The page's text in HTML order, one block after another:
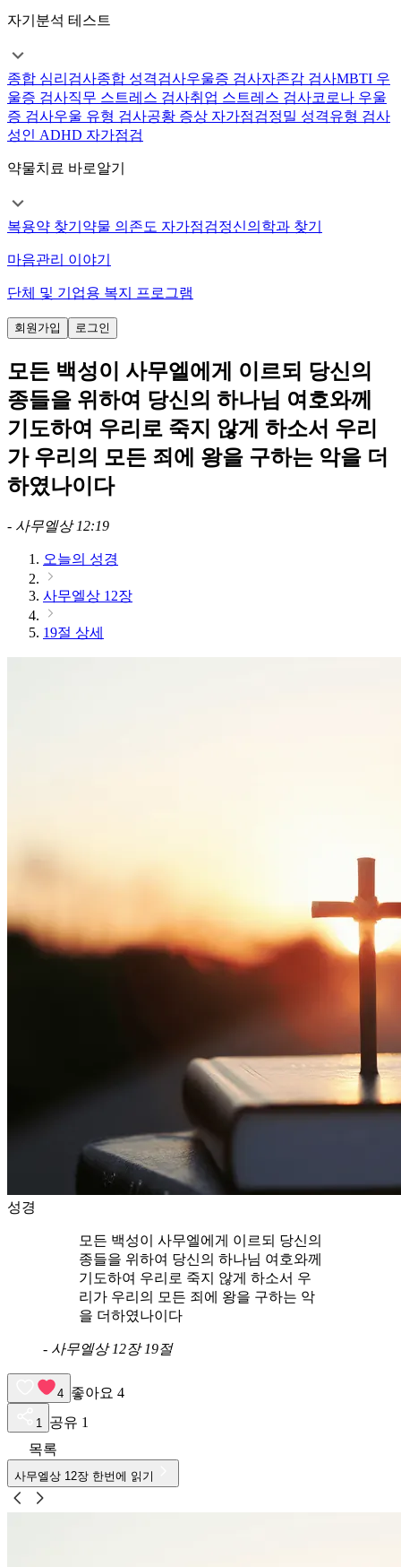
자기분석 테스트
종합 심리검사종합 성격검사우울증 검사자존감 검사MBTI 우
울증 검사직무 스트레스 검사취업 스트레스 검사코로나 우울
증 검사우울 유형 검사공황 증상 자가점검정밀 성격유형 검사
성인 ADHD 자가점검
약물치료 바로알기
복용약 찾기 약물 의존도 자가점검정신의학과 찾기
마음관리 이야기
단체 및 기업용 복지 프로그램
회원가입 로그인
모든 백성이 사무엘에게 이르되 당신의
종들을 위하여 당신의 하나님 여호와께
기도하여 우리로 죽지 않게 하소서 우리
가 우리의 모든 죄에 왕을 구하는 악을 더
하였나이다
- 사무엘상 12:19
오늘의 성경
사무엘상 12장
19절 상세
성경
모든 백성이 사무엘에게 이르되 당신의
종들을 위하여 당신의 하나님 여호와께
기도하여 우리로 죽지 않게 하소서 우
리가 우리의 모든 죄에 왕을 구하는 악
을 더하였나이다
- 사무엘상 12장 19절
4 좋아요 4
1 공유 1
목록
사무엘상 12장 한번에 읽기